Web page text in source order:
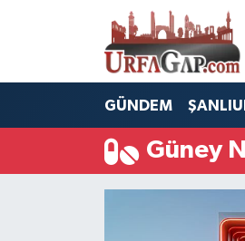
GÜNDEM
Güney
Nöbetçi Eczaneler
Hava Durumu
Namaz Vakitleri